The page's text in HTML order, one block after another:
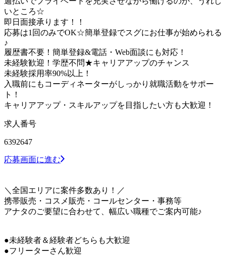
いところ☆
即日面接承ります！！
応募は1回のみでOK☆簡単登録でスグにお仕事が始められる
♪
履歴書不要！簡単登録&電話・Web面談にも対応！
未経験歓迎！学歴不問★キャリアアップのチャンス
未経験採用率90%以上！
入職前にもコーディネーターがしっかり就職活動をサポー
ト！
キャリアアップ・スキルアップを目指したい方も大歓迎！
求人番号
6392647
応募画面に進む
＼全国エリアに案件多数あり！／
携帯販売・コスメ販売・コールセンター・事務等
アナタのご要望に合わせて、幅広い職種でご案内可能♪
●未経験者＆経験者どちらも大歓迎
●フリーターさん歓迎